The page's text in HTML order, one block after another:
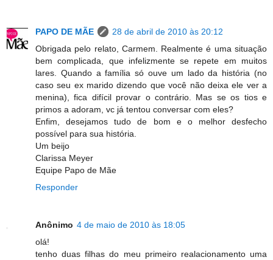
PAPO DE MÃE
28 de abril de 2010 às 20:12
Obrigada pelo relato, Carmem. Realmente é uma situação
bem complicada, que infelizmente se repete em muitos
lares. Quando a família só ouve um lado da história (no
caso seu ex marido dizendo que você não deixa ele ver a
menina), fica difícil provar o contrário. Mas se os tios e
primos a adoram, vc já tentou conversar com eles?
Enfim, desejamos tudo de bom e o melhor desfecho
possível para sua história.
Um beijo
Clarissa Meyer
Equipe Papo de Mãe
Responder
Anônimo 4 de maio de 2010 às 18:05
olá!
tenho duas filhas do meu primeiro realacionamento uma